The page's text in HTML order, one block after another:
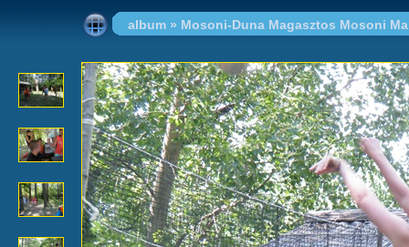
album » Mosoni-Duna Magasztos Mosoni